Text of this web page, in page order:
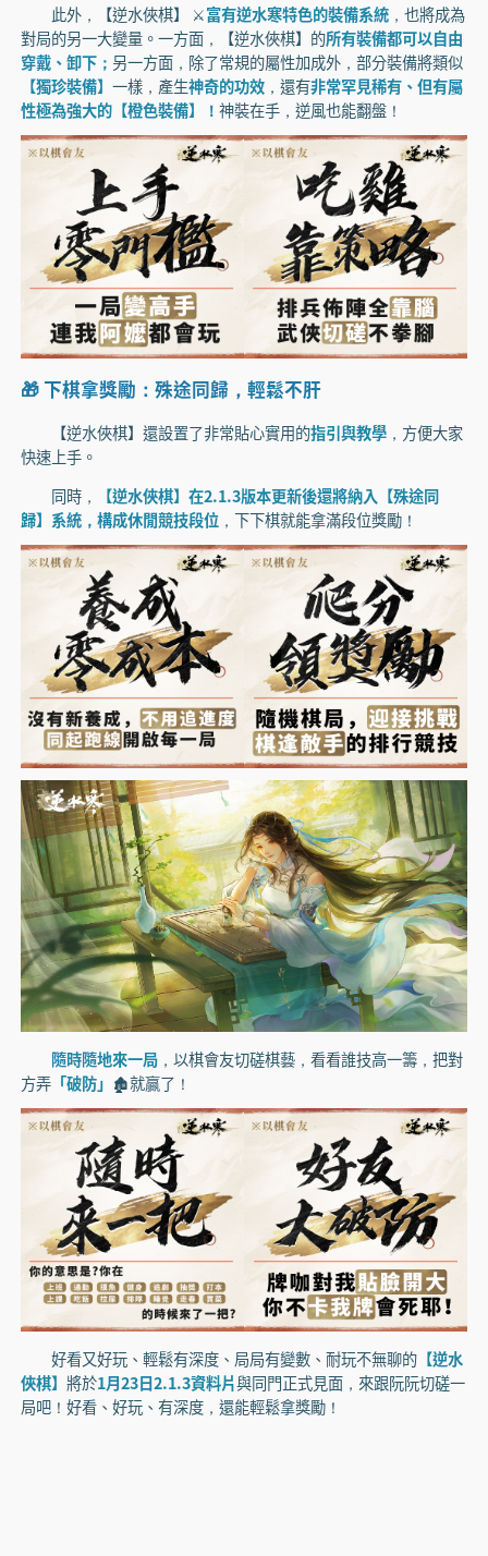
此外，【逆水俠棋】 ⚔️富有逆水寒特色的裝備系統，也將成為
對局的另一大變量。一方面，【逆水俠棋】的所有裝備都可以自由
穿戴、卸下； 另一方面，除了常規的屬性加成外，部分裝備將類似
【獨珍裝備】 一樣，產生神奇的功效，還有非常罕見稀有、但有屬
性極為強大的【橙色裝備】！ 神裝在手，逆風也能翻盤！
🎁 下棋拿獎勵：殊途同歸，輕鬆不肝
【逆水俠棋】還設置了非常貼心實用的指引與教學，方便大家
快速上手。
同時，
【逆水俠棋】在2.1.3版本更新後還將納入【殊途同
歸】系統，構成休閒競技段位，下下棋就能拿滿段位獎勵！
隨時隨地來一局，以棋會友切磋棋藝，看看誰技高一籌，把對
方弄「破防」 🏚️就贏了！
好看又好玩、輕鬆有深度、局局有變數、耐玩不無聊的【逆水
俠棋】 將於1月23日2.1.3資料片與同門正式見面，來跟阮阮切磋一
局吧！好看、好玩、有深度，還能輕鬆拿獎勵！